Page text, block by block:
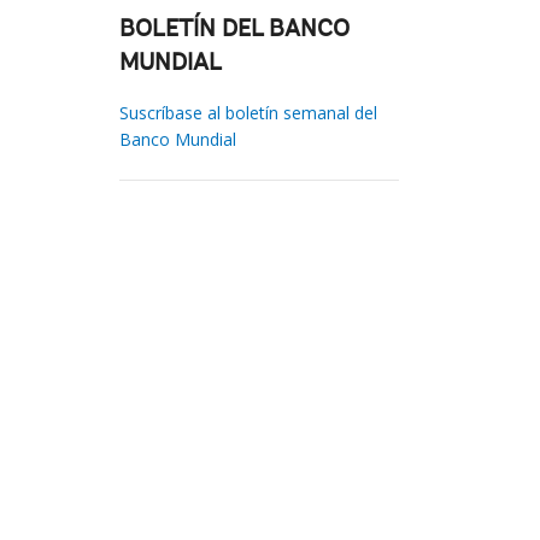
BOLETÍN DEL BANCO
MUNDIAL
Suscríbase al boletín semanal del
Banco Mundial